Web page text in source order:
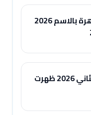
نتيجة الشهادة الاعدادية القاهرة بالاسم 2026
نتيجه الجيزه الاعدادية الترم الثاني 2026 ظهرت